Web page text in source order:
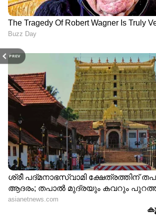
PREV